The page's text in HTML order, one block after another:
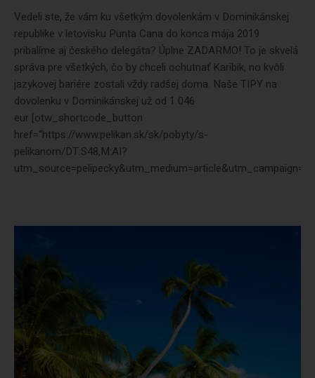
Vedeli ste, že vám ku všetkým dovolenkám v Dominikánskej
republike v letovisku Punta Cana do konca mája 2019
pribalíme aj českého delegáta? Úplne ZADARMO! To je skvelá
správa pre všetkých, čo by chceli ochutnať Karibik, no kvôli
jazykovej bariére zostali vždy radšej doma. Naše TIPY na
dovolenku v Dominikánskej už od 1 046
eur [otw_shortcode_button
href=“https://www.pelikan.sk/sk/pobyty/s-
pelikanom/DT:S48,M:AI?